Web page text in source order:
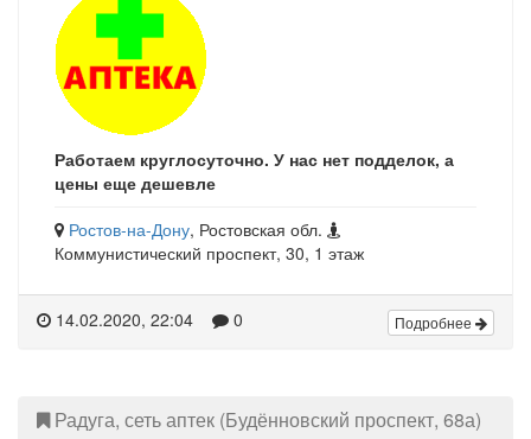
Работаем круглосуточно. У нас нет подделок, а
цены еще дешевле
Ростов-на-Дону, Ростовская обл.
Коммунистический проспект, 30, 1 этаж
14.02.2020, 22:04 0 Подробнее
Радуга, сеть аптек (Будённовский проспект, 68а)